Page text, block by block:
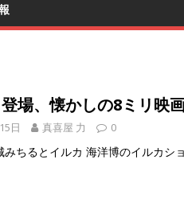
場、懐かしの8ミリ映
日 真喜屋 力 0
みちるとイルカ 海洋博のイルカシ